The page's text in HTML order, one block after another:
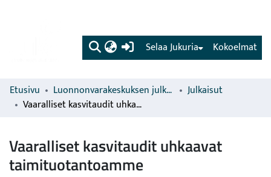
(current) Kokoelmat
Selaa Jukuria
Etusivu Luonnonvarakeskuksen julkaisut
Julkaisut
Vaaralliset kasvitaudit uhkaavat taimituotantoamme
Vaaralliset kasvitaudit uhkaavat
taimituotantoamme